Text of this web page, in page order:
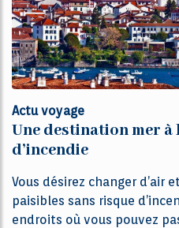
Actu voyage
Une destination mer à
d’incendie
Vous désirez changer d’air
paisibles sans risque
endroits où vous pouvez